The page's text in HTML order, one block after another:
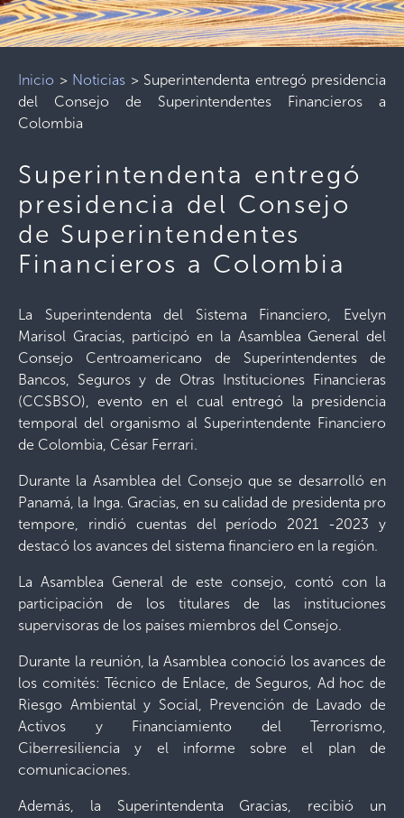
Inicio > Noticias > Superintendenta entregó presidencia
del Consejo de Superintendentes Financieros a
Colombia
Superintendenta entregó
presidencia del Consejo
de Superintendentes
Financieros a Colombia
La Superintendenta del Sistema Financiero, Evelyn
Marisol Gracias, participó en la Asamblea General del
Consejo Centroamericano de Superintendentes de
Bancos, Seguros y de Otras Instituciones Financieras
(CCSBSO), evento en el cual entregó la presidencia
temporal del organismo al Superintendente Financiero
de Colombia, César Ferrari.
Durante la Asamblea del Consejo que se desarrolló en
Panamá, la Inga. Gracias, en su calidad de presidenta pro
tempore, rindió cuentas del período 2021 -2023 y
destacó los avances del sistema financiero en la región.
La Asamblea General de este consejo, contó con la
participación de los titulares de las instituciones
supervisoras de los países miembros del Consejo.
Durante la reunión, la Asamblea conoció los avances de
los comités: Técnico de Enlace, de Seguros, Ad hoc de
Riesgo Ambiental y Social, Prevención de Lavado de
Activos y Financiamiento del Terrorismo,
Ciberresiliencia y el informe sobre el plan de
comunicaciones.
Además, la Superintendenta Gracias, recibió un